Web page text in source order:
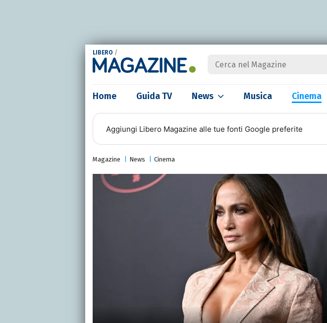
LIBERO /
Home Guida TV News Musica Cinema
Aggiungi Libero Magazine alle tue fonti Google preferite
Magazine News Cinema